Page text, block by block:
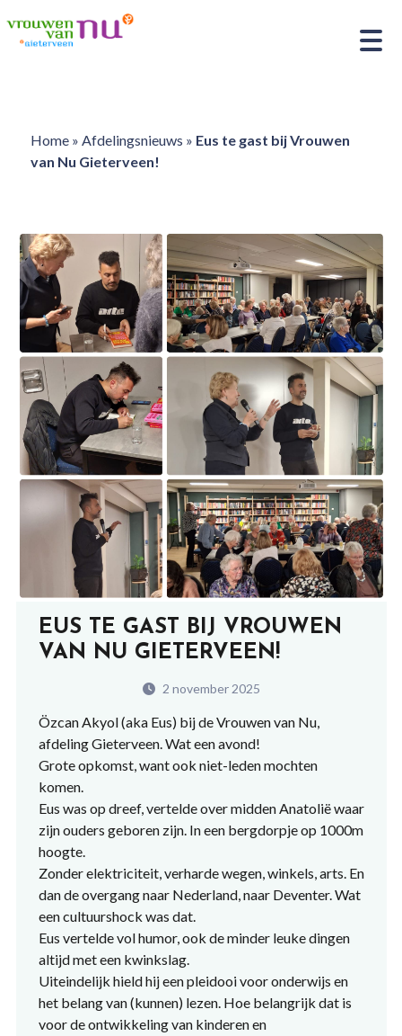
Home» Afdelingsnieuws » Eus te gast bij Vrouwen
van Nu Gieterveen!
EUS TE GAST BIJ VROUWEN
VAN NU GIETERVEEN!
2 november 2025
Özcan Akyol (aka Eus) bij de Vrouwen van Nu,
afdeling Gieterveen. Wat een avond!
Grote opkomst, want ook niet-leden mochten
komen.
Eus was op dreef, vertelde over midden Anatolië waar
zijn ouders geboren zijn. In een bergdorpje op 1000m
hoogte.
Zonder elektriciteit, verharde wegen, winkels, arts. En
dan de overgang naar Nederland, naar Deventer. Wat
een cultuurshock was dat.
Eus vertelde vol humor, ook de minder leuke dingen
altijd met een kwinkslag.
Uiteindelijk hield hij een pleidooi voor onderwijs en
het belang van (kunnen) lezen. Hoe belangrijk dat is
voor de ontwikkeling van kinderen en